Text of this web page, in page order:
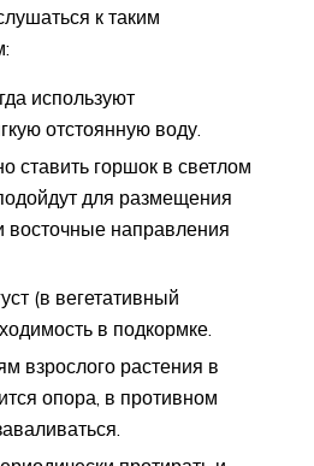
к таким
используют
отстоянную воду.
ставить горшок в светлом
для размещения
восточные направления
(в вегетативный
в подкормке.
взрослого растения в
опора, в противном